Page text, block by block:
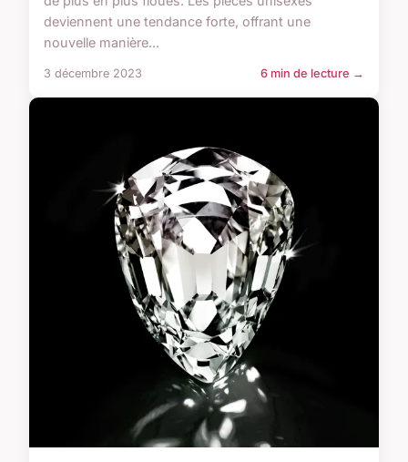
deviennent une tendance forte, offrant une
nouvelle manière...
3 décembre 2023 6 min de lecture →